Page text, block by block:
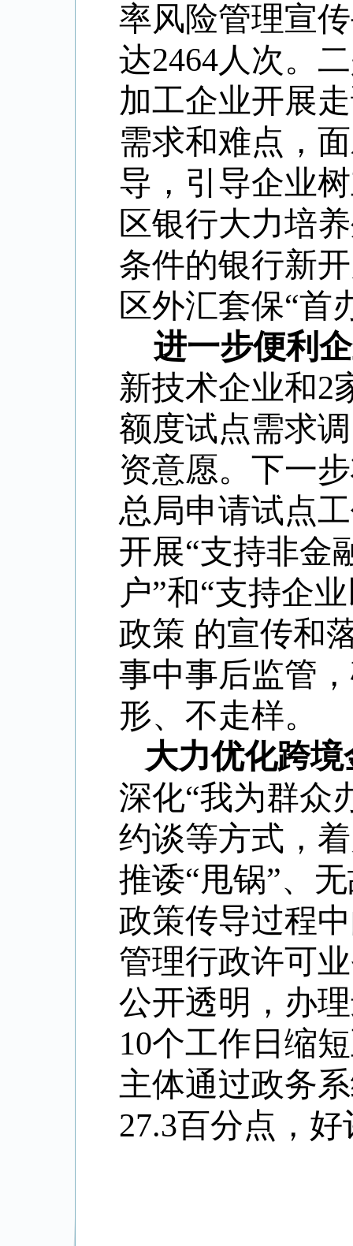
率风险管理宣
达2464人次。
加工企业开展
需求和难点，
导，引导企业
区银行大力培
条件的银行新
区外汇套保“首
进一步便利
新技术企业和2
额度试点需求
资意愿。下一
总局申请试点
开展“支持非金
户”和“支持企
政策 的宣传和
事中事后监管
形、不走样。
大力优化跨
深化“我为群众
约谈等方式，
推诿“甩锅”、
政策传导过程
管理行政许可
公开透明，办
10个工作日缩
主体通过政务
27.3百分点，